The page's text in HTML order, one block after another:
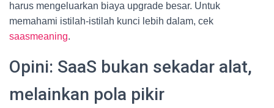
harus mengeluarkan biaya upgrade besar. Untuk
memahami istilah-istilah kunci lebih dalam, cek
saasmeaning.
Opini: SaaS bukan sekadar alat,
melainkan pola pikir